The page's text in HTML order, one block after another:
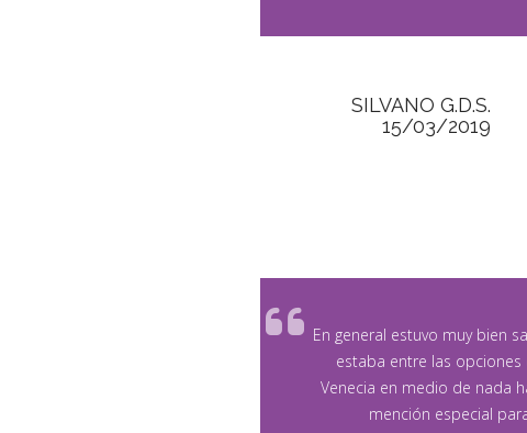
SILVANO G.D.S.
15/03/2019
En general estuvo muy bien
estaba entre las opciones
Venecia en medio de nada
mención especial